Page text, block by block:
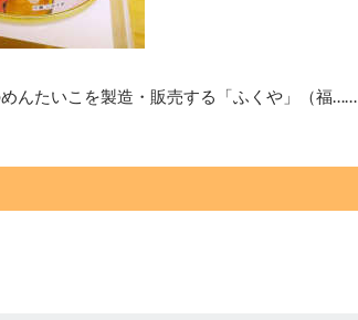
んたいこを製造・販売する「ふくや」（福……